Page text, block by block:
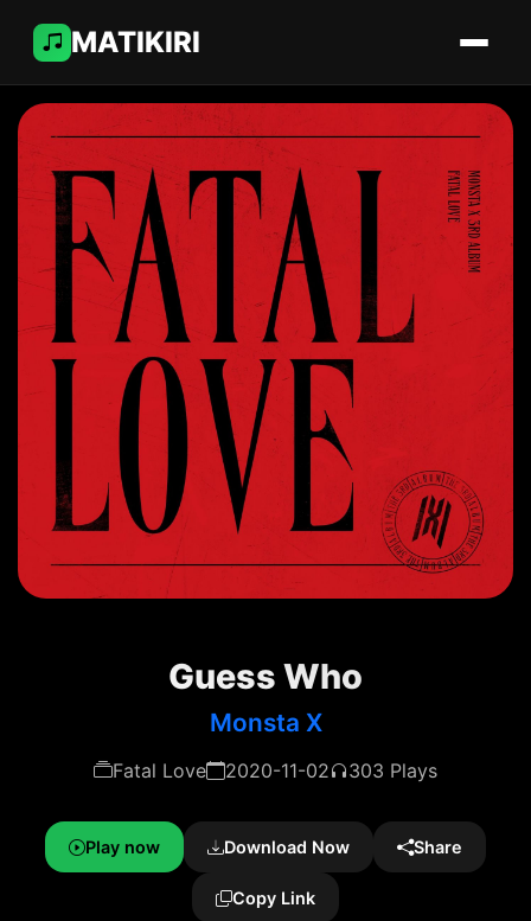
MATIKIRI
Guess Who
Monsta X
Fatal Love 2020-11-02 303 Plays
Play now Download Now Share
Copy Link